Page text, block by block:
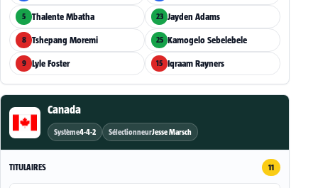
5 Thalente Mbatha 23 Jayden Adams
8 Tshepang Moremi 25 Kamogelo Sebelebele
9 Lyle Foster 15 Iqraam Rayners
Canada
Système4-4-2 SélectionneurJesse Marsch
TITULAIRES 11